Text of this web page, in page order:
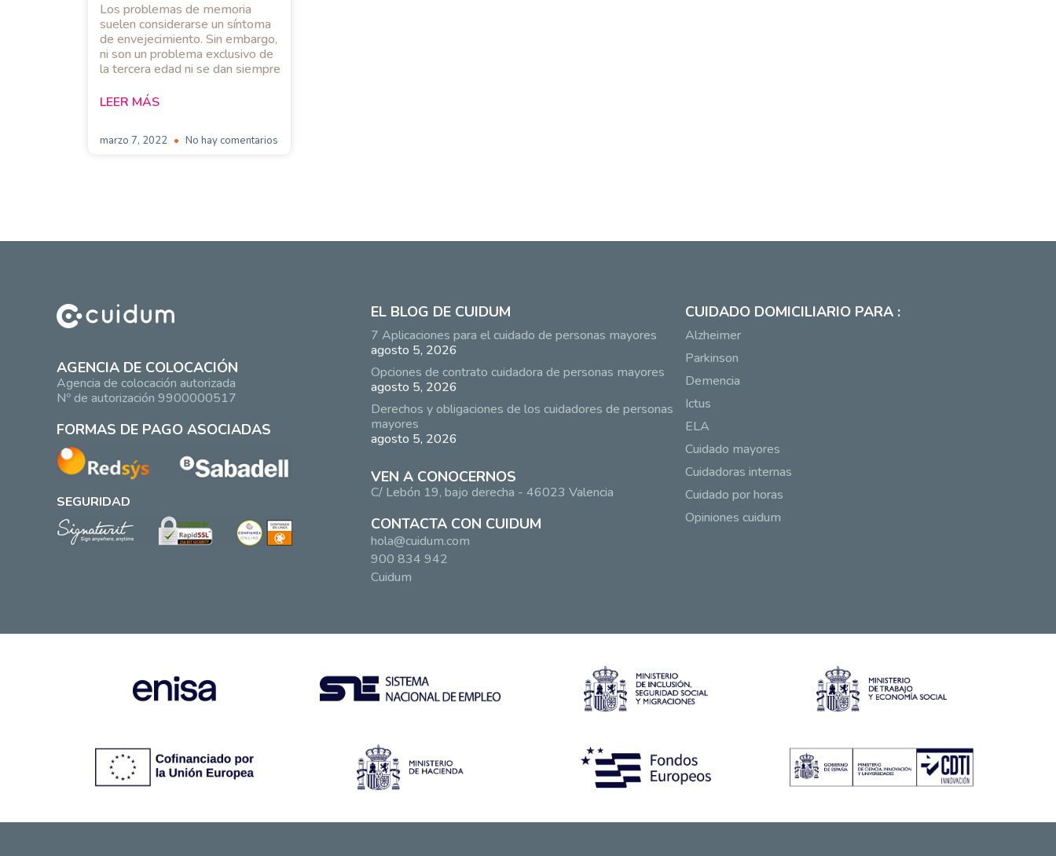
Los problemas de memoria
suelen considerarse un síntoma
de envejecimiento. Sin embargo,
ni son un problema exclusivo de
la tercera edad ni se dan siempre
LEER MÁS
marzo 7, 2022 No hay comentarios
AGENCIA DE COLOCACIÓN
Agencia de colocación autorizada
Nº de autorización 9900000517
FORMAS DE PAGO ASOCIADAS
SEGURIDAD
EL BLOG DE CUIDUM
7 Aplicaciones para el cuidado de personas mayores
agosto 5, 2026
Opciones de contrato cuidadora de personas mayores
agosto 5, 2026
Derechos y obligaciones de los cuidadores de personas
mayores
agosto 5, 2026
VEN A CONOCERNOS
C/ Lebón 19, bajo derecha - 46023 Valencia
CONTACTA CON CUIDUM
hola@cuidum.com
900 834 942
Cuidum
CUIDADO DOMICILIARIO PARA :
Alzheimer
Parkinson
Demencia
Ictus
ELA
Cuidado mayores
Cuidadoras internas
Cuidado por horas
Opiniones cuidum